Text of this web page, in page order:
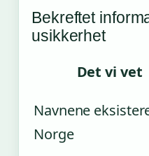
Bekreftet
usikkerhet
Det vi vet
Navnene
Norge